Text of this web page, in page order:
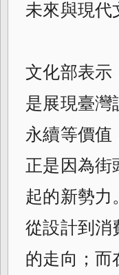
未來與現代
文化部表示
是展現臺
永續等價
正是因為
起的新勢力。
從設計到消
的走向；